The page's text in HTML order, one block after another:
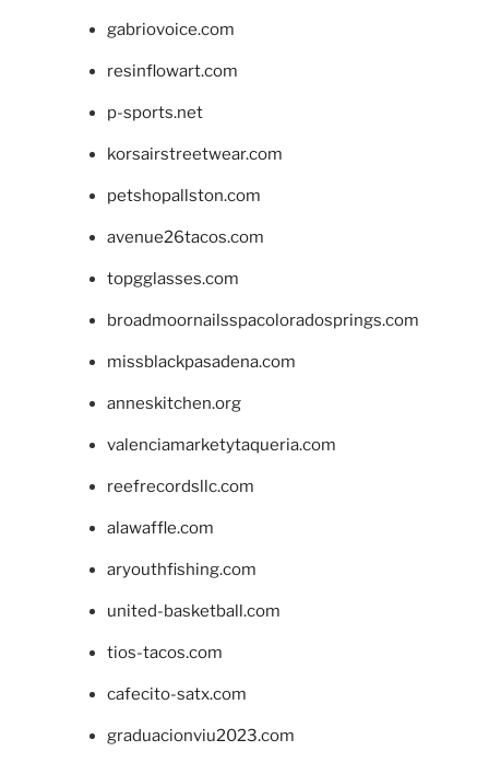
gabriovoice.com
resinflowart.com
p-sports.net
korsairstreetwear.com
petshopallston.com
avenue26tacos.com
topgglasses.com
broadmoornailsspacoloradosprings.com
missblackpasadena.com
anneskitchen.org
valenciamarketytaqueria.com
reefrecordsllc.com
alawaffle.com
aryouthfishing.com
united-basketball.com
tios-tacos.com
cafecito-satx.com
graduacionviu2023.com